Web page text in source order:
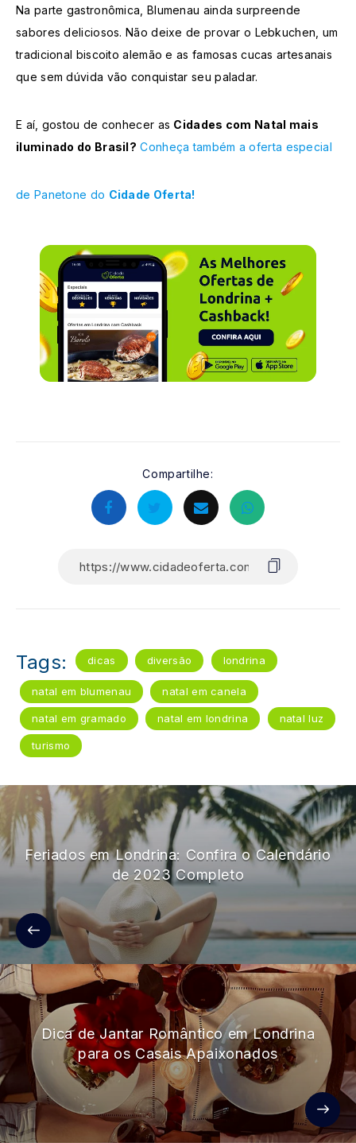
Na parte gastronômica, Blumenau ainda surpreende
sabores deliciosos. Não deixe de provar o Lebkuchen, um
tradicional biscoito alemão e as famosas cucas artesanais
que sem dúvida vão conquistar seu paladar.
E aí, gostou de conhecer as Cidades com Natal mais
iluminado do Brasil? Conheça também a oferta especial
de Panetone do Cidade Oferta!
Compartilhe:
Tags: dicas diversão londrina
natal em blumenau natal em canela
natal em gramado natal em londrina natal luz
turismo
Feriados em Londrina: Confira o Calendário
de 2023 Completo
Dica de Jantar Romântico em Londrina
para os Casais Apaixonados